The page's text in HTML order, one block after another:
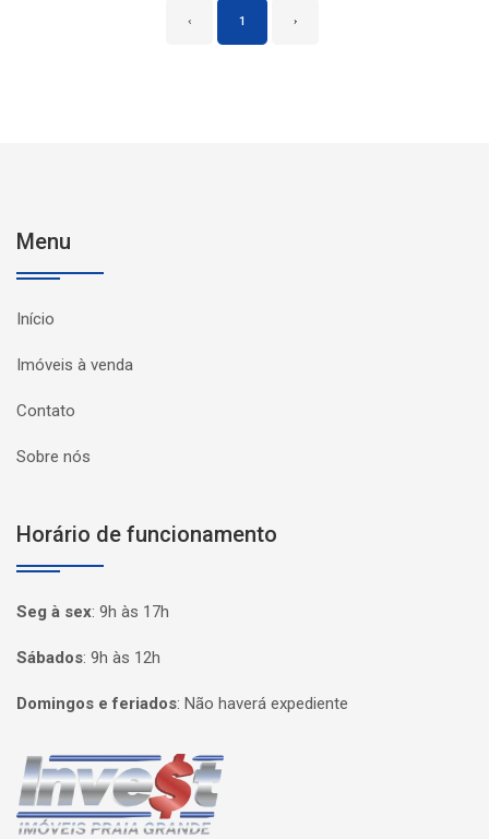
‹ 1 ›
Menu
Início
Imóveis à venda
Contato
Sobre nós
Horário de funcionamento
Seg à sex: 9h às 17h
Sábados: 9h às 12h
Domingos e feriados: Não haverá expediente
Página inicial